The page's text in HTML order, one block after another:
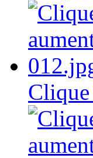
Clique